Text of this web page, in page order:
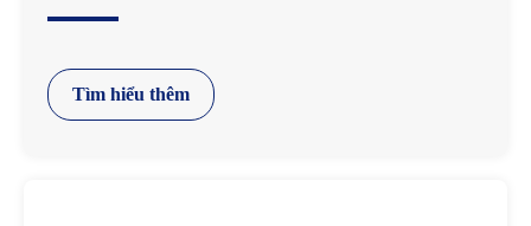
Tìm hiểu thêm